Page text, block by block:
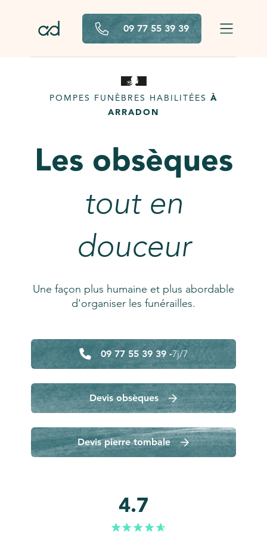
09 77 55 39 39
POMPES FUNÈBRES HABILITÉES À
ARRADON
Les obsèques
tout en
douceur
Une façon plus humaine et plus abordable
d'organiser les funérailles.
09 77 55 39 39 -7j/7
Devis obsèques
Devis pierre tombale
4.7